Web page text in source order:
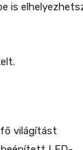
is
fő világítást